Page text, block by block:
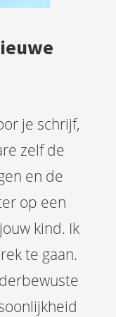
je schrijf,
zelf de
en de
op een
kind. Ik
te gaan.